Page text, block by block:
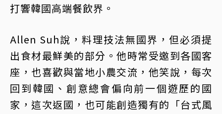
打響韓國高端餐飲界。
Allen Suh說，料理技法無國界，但必須提
出食材最鮮美的部分。他時常受邀到各國客
座，也喜歡與當地小農交流，他笑說，每次
回到韓國、創意總會偏向前一個遊歷的國
家，這次返國，也可能創造獨有的「台式風